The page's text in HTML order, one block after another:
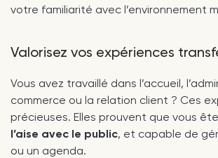
votre familiarité avec l’environnement
Valorisez vos expériences
Vous avez travaillé dans l’accueil,
commerce ou la relation client ? Ces
précieuses. Elles prouvent que vous
l’aise avec le public, et capable de
ou un agenda.